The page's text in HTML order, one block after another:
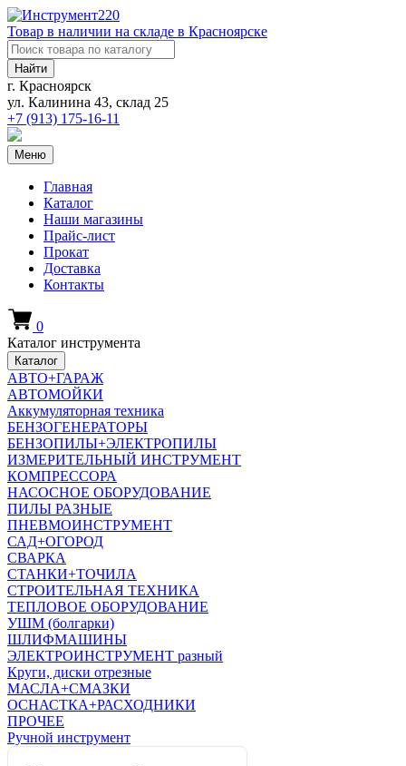
Товар в наличии на складе в Красноярске
Найти
г. Красноярск
ул. Калинина 43, склад 25
+7 (913) 175-16-11
Меню
Главная
Каталог
Наши магазины
Прайс-лист
Прокат
Доставка
Контакты
0
Каталог инструмента
Каталог
АВТО+ГАРАЖ
АВТОМОЙКИ
Аккумуляторная техника
БЕНЗОГЕНЕРАТОРЫ
БЕНЗОПИЛЫ+ЭЛЕКТРОПИЛЫ
ИЗМЕРИТЕЛЬНЫЙ ИНСТРУМЕНТ
КОМПРЕССОРА
НАСОСНОЕ ОБОРУДОВАНИЕ
ПИЛЫ РАЗНЫЕ
ПНЕВМОИНСТРУМЕНТ
САД+ОГОРОД
СВАРКА
СТАНКИ+ТОЧИЛА
СТРОИТЕЛЬНАЯ ТЕХНИКА
ТЕПЛОВОЕ ОБОРУДОВАНИЕ
УШМ (болгарки)
ШЛИФМАШИНЫ
ЭЛЕКТРОИНСТРУМЕНТ разный
Круги, диски отрезные
МАСЛА+СМАЗКИ
ОСНАСТКА+РАСХОДНИКИ
ПРОЧЕЕ
Ручной инструмент